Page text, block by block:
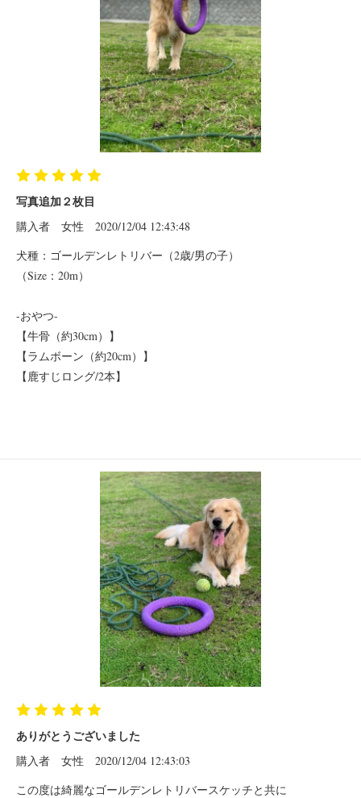
写真追加２枚目
購入者 女性
2020/12/04 12:43:48
犬種：ゴールデンレトリバー（2歳/男の子）
（Size：20m）
-おやつ-
【牛骨（約30cm）】
【ラムボーン（約20cm）】
【鹿すじロング/2本】
ありがとうございました
購入者 女性
2020/12/04 12:43:03
この度は綺麗なゴールデンレトリバースケッチと共に